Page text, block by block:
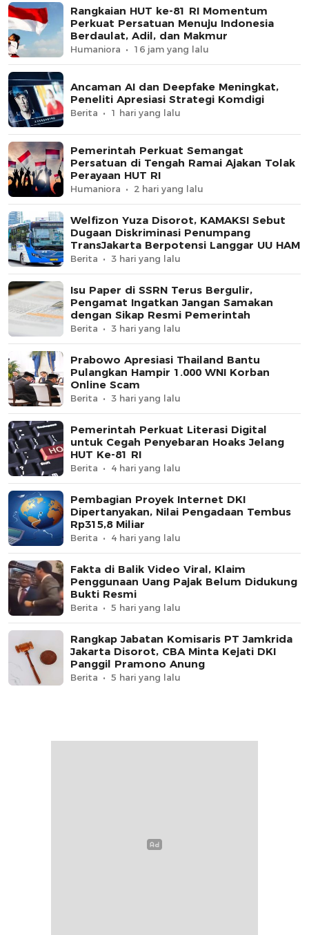
Rangkaian HUT ke-81 RI Momentum
Perkuat Persatuan Menuju Indonesia
Berdaulat, Adil, dan Makmur
Humaniora 16 jam yang lalu
Ancaman AI dan Deepfake Meningkat,
Peneliti Apresiasi Strategi Komdigi
Berita 1 hari yang lalu
Pemerintah Perkuat Semangat
Persatuan di Tengah Ramai Ajakan Tolak
Perayaan HUT RI
Humaniora 2 hari yang lalu
Welfizon Yuza Disorot, KAMAKSI Sebut
Dugaan Diskriminasi Penumpang
TransJakarta Berpotensi Langgar UU HAM
Berita 3 hari yang lalu
Isu Paper di SSRN Terus Bergulir,
Pengamat Ingatkan Jangan Samakan
dengan Sikap Resmi Pemerintah
Berita 3 hari yang lalu
Prabowo Apresiasi Thailand Bantu
Pulangkan Hampir 1.000 WNI Korban
Online Scam
Berita 3 hari yang lalu
Pemerintah Perkuat Literasi Digital
untuk Cegah Penyebaran Hoaks Jelang
HUT Ke-81 RI
Berita 4 hari yang lalu
Pembagian Proyek Internet DKI
Dipertanyakan, Nilai Pengadaan Tembus
Rp315,8 Miliar
Berita 4 hari yang lalu
Fakta di Balik Video Viral, Klaim
Penggunaan Uang Pajak Belum Didukung
Bukti Resmi
Berita 5 hari yang lalu
Rangkap Jabatan Komisaris PT Jamkrida
Jakarta Disorot, CBA Minta Kejati DKI
Panggil Pramono Anung
Berita 5 hari yang lalu